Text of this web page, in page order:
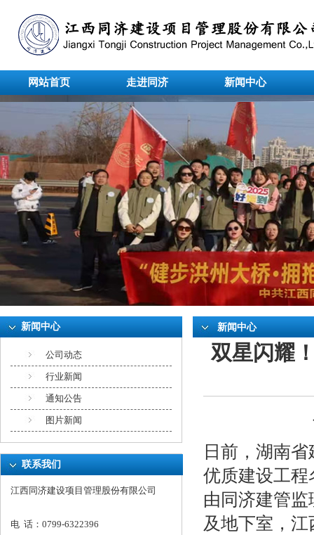
网站首页 走进同济 新闻中心
undefined
新闻中心
公司动态
行业新闻
通知公告
图片新闻
联系我们
江西同济建设项目管理股份有限公司
电 话：0799-6322396
新闻中心
双星闪耀
日前，湖南
优质建设工程
由同济建管
及地下室，